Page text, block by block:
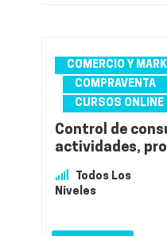
COMERCIO Y
COMPRAVENTA
CURSOS ONLINE
Control de
actividades,
Todos Los
Niveles